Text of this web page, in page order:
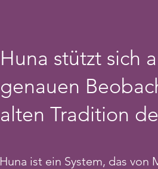
Huna stützt sich
genauen
alten Tradition
Huna ist ein System, das